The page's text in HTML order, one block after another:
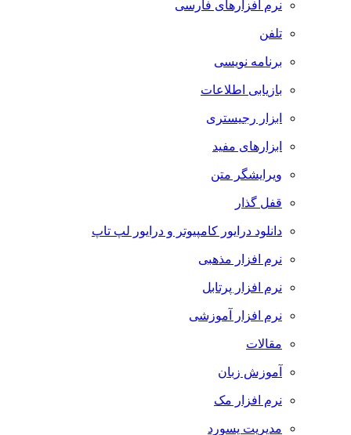
نرم افزارهای فارسی
تلفن
برنامه نویسی
بازیابی اطلاعات
ابزار رجیستری
ابزارهای مفید
ویرایشگر متن
قفل گذار
دانلود درایور کامپیوتر و درایور لپ تاپ
نرم افزار مذهبی
نرم افزار پرتابل
نرم افزار آموزشی
مقالات
آموزش زبان
نرم افزار مک
مدیریت پسورد